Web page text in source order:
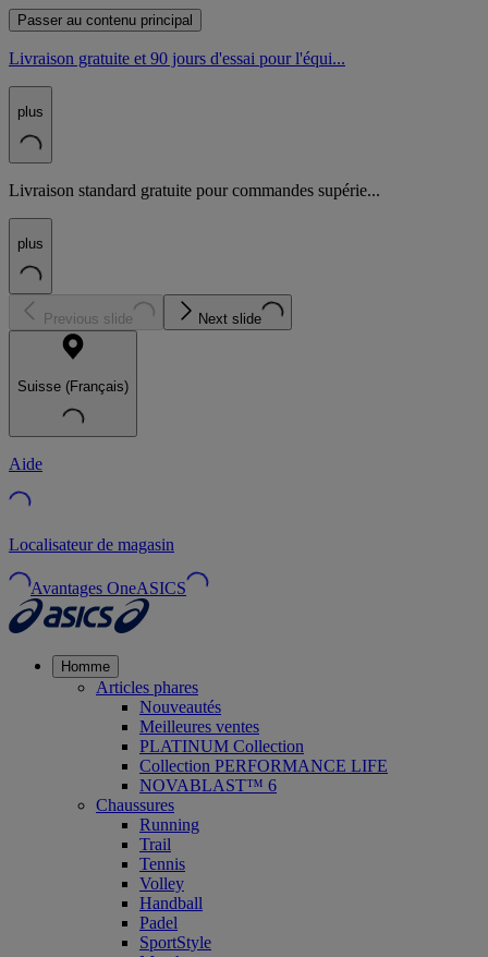
Passer au contenu principal
Livraison gratuite et 90 jours d'essai pour l'équi...
plus
Livraison standard gratuite pour commandes supérie...
plus
Previous slide Next slide
Suisse (Français)
Aide
Localisateur de magasin
Avantages OneASICS
Homme
Articles phares
Nouveautés
Meilleures ventes
PLATINUM Collection
Collection PERFORMANCE LIFE
NOVABLAST™ 6
Chaussures
Running
Trail
Tennis
Volley
Handball
Padel
SportStyle